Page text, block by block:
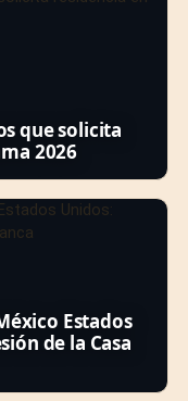
que solicita
2026
Estados
de la Casa